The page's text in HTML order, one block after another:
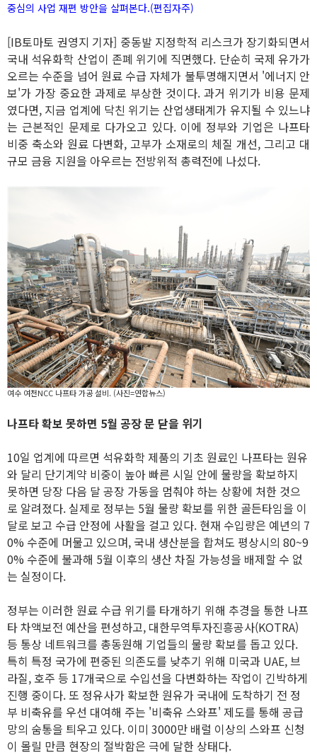
중심의 사업 재편 방안을 살펴본다.(편집자주)
[IB토마토 권영지 기자] 중동발 지정학적 리스크가 장기화되면서
국내 석유화학 산업이 존폐 위기에 직면했다. 단순히 국제 유가가
오르는 수준을 넘어 원료 수급 자체가 불투명해지면서 '에너지 안
보'가 가장 중요한 과제로 부상한 것이다. 과거 위기가 비용 문제
였다면, 지금 업계에 닥친 위기는 산업생태계가 유지될 수 있느냐
는 근본적인 문제로 다가오고 있다. 이에 정부와 기업은 나프타
비중 축소와 원료 다변화, 고부가 소재로의 체질 개선, 그리고 대
규모 금융 지원을 아우르는 전방위적 총력전에 나섰다.
여수 여천NCC 나프타 가공 설비. (사진=연합뉴스)
나프타 확보 못하면 5월 공장 문 닫을 위기
10일 업계에 따르면 석유화학 제품의 기초 원료인 나프타는 원유
와 달리 단기계약 비중이 높아 빠른 시일 안에 물량을 확보하지
못하면 당장 다음 달 공장 가동을 멈춰야 하는 상황에 처한 것으
로 알려졌다. 실제로 정부는 5월 물량 확보를 위한 골든타임을 이
달로 보고 수급 안정에 사활을 걸고 있다. 현재 수입량은 예년의 7
0% 수준에 머물고 있으며, 국내 생산분을 합쳐도 평상시의 80~9
0% 수준에 불과해 5월 이후의 생산 차질 가능성을 배제할 수 없
는 실정이다.
정부는 이러한 원료 수급 위기를 타개하기 위해 추경을 통한 나프
타 차액보전 예산을 편성하고, 대한무역투자진흥공사(KOTRA)
등 통상 네트워크를 총동원해 기업들의 물량 확보를 돕고 있다.
특히 특정 국가에 편중된 의존도를 낮추기 위해 미국과 UAE, 브
라질, 호주 등 17개국으로 수입선을 다변화하는 작업이 긴박하게
진행 중이다. 또 정유사가 확보한 원유가 국내에 도착하기 전 정
부 비축유를 우선 대여해 주는 '비축유 스와프' 제도를 통해 공급
망의 숨통을 틔우고 있다. 이미 3000만 배럴 이상의 스와프 신청
이 몰릴 만큼 현장의 절박함은 극에 달한 상태다.